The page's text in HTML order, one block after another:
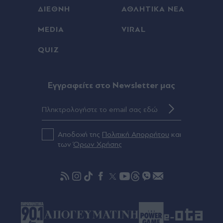
Πριν 43 λεπτά
βόρεια της Μπανγκόκ - Νεκροί μαθητές και
Πριν 43 λεπτά
από τις πιο περίεργες συνήθειές της
Πριν 46 λεπτά
Μυστράς: Στο δικαστήριο το μεσημέρι ο
55χρονος που έκρυβε τον νεκρό πατέρα του σε
για την υπόθεση
ΔΙΕΘΝΗ ΑΘΛΗΤΙΚΑ ΝΕΑ
MEDIA VIRAL
QUIZ
Eγγραφείτε στο Newsletter μας
Αποδοχή της Πολιτική Απορρήτου και
τωνΌρων Χρήσης